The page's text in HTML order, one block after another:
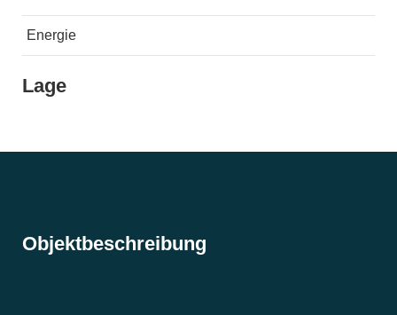
Energie
Lage
Objektbeschreibung